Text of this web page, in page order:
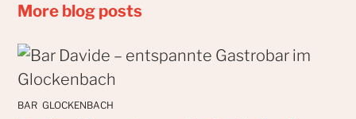
More blog posts
BAR GLOCKENBACH